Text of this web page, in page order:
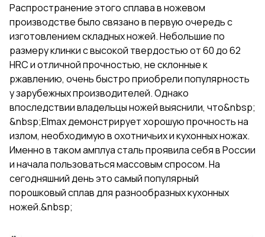
Распространение этого сплава в ножевом
производстве было связано в первую очередь с
изготовлением складных ножей. Небольшие по
размеру клинки с высокой твердостью от 60 до 62
HRC и отличной прочностью, не склонные к
ржавлению, очень быстро приобрели популярность
у зарубежных производителей. Однако
впоследствии владельцы ножей выяснили, что&nbsp;
&nbsp;Elmax демонстрирует хорошую прочность на
излом, необходимую в охотничьих и кухонных ножах.
Именно в таком амплуа сталь проявила себя в России
и начала пользоваться массовым спросом. На
сегодняшний день это самый популярный
порошковый сплав для разнообразных кухонных
ножей.&nbsp;